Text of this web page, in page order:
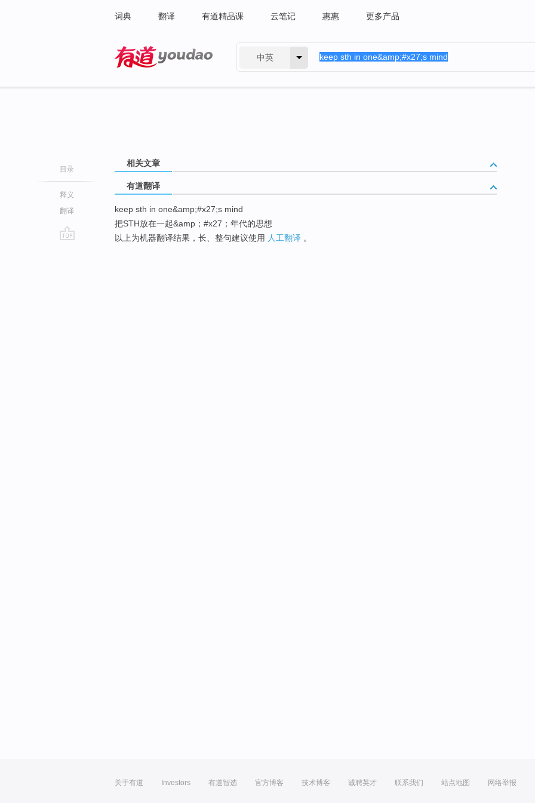
词典 翻译 有道精品课 云笔记 惠惠 更多产品
中英
目录
释义
翻译
相关文章
有道翻译
keep sth in one&amp;#x27;s mind
把STH放在一起&amp；#x27；年代的思想
以上为机器翻译结果，长、整句建议使用 人工翻译 。
关于有道 Investors 有道智选 官方博客 技术博客 诚聘英才 联系我们 站点地图 网络举报